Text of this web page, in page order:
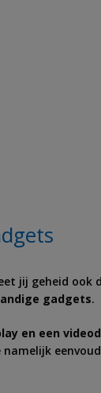
jij geheid ook
gadgets.
en een
namelijk